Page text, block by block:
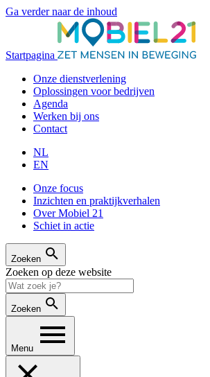
Ga verder naar de inhoud
Startpagina
Onze dienstverlening
Oplossingen voor bedrijven
Agenda
Werken bij ons
Contact
NL
EN
Onze focus
Inzichten en praktijkverhalen
Over Mobiel 21
Schiet in actie
Zoeken
Zoeken op deze website
Zoeken
Menu